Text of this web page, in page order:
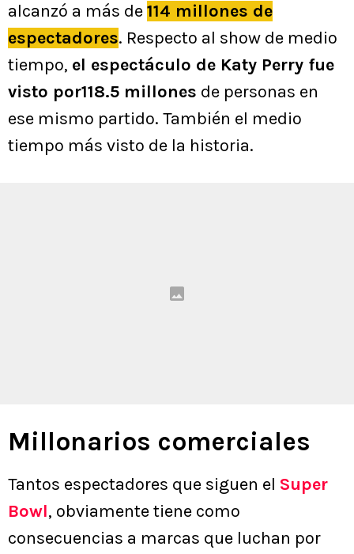
alcanzó a más de114 millones de
espectadores. Respecto al show de medio
tiempo, el espectáculo de Katy Perry fue
visto por118.5 millones de personas en
ese mismo partido. También el medio
tiempo más visto de la historia.
Millonarios comerciales
Tantos espectadores que siguen el Super
Bowl, obviamente tiene como
consecuencias a marcas que luchan por